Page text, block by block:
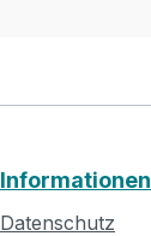
Informationen
Datenschutz